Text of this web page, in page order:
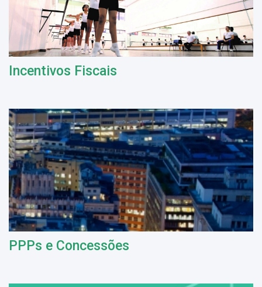
Incentivos Fiscais
PPPs e Concessões